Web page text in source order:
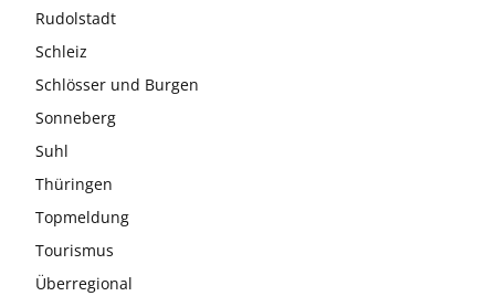
Rudolstadt
Schleiz
Schlösser und Burgen
Sonneberg
Suhl
Thüringen
Topmeldung
Tourismus
Überregional